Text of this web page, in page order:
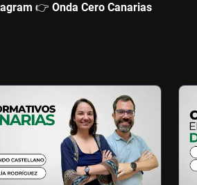
👉 Onda Cero Canarias